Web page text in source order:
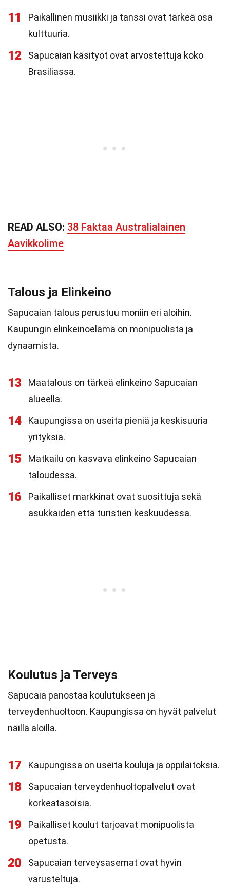
11
Paikallinen musiikki ja tanssi ovat tärkeä osa
kulttuuria.
12
Sapucaian käsityöt ovat arvostettuja koko
Brasiliassa.
READ ALSO: 38 Faktaa Australialainen
Aavikkolime
Talous ja Elinkeino
Sapucaian talous perustuu moniin eri aloihin.
Kaupungin elinkeinoelämä on monipuolista ja
dynaamista.
13
Maatalous on tärkeä elinkeino Sapucaian
alueella.
14
Kaupungissa on useita pieniä ja keskisuuria
yrityksiä.
15
Matkailu on kasvava elinkeino Sapucaian
taloudessa.
16
Paikalliset markkinat ovat suosittuja sekä
asukkaiden että turistien keskuudessa.
Koulutus ja Terveys
Sapucaia panostaa koulutukseen ja
terveydenhuoltoon. Kaupungissa on hyvät palvelut
näillä aloilla.
17 Kaupungissa on useita kouluja ja oppilaitoksia.
18
Sapucaian terveydenhuoltopalvelut ovat
korkeatasoisia.
19
Paikalliset koulut tarjoavat monipuolista
opetusta.
20
Sapucaian terveysasemat ovat hyvin
varusteltuja.